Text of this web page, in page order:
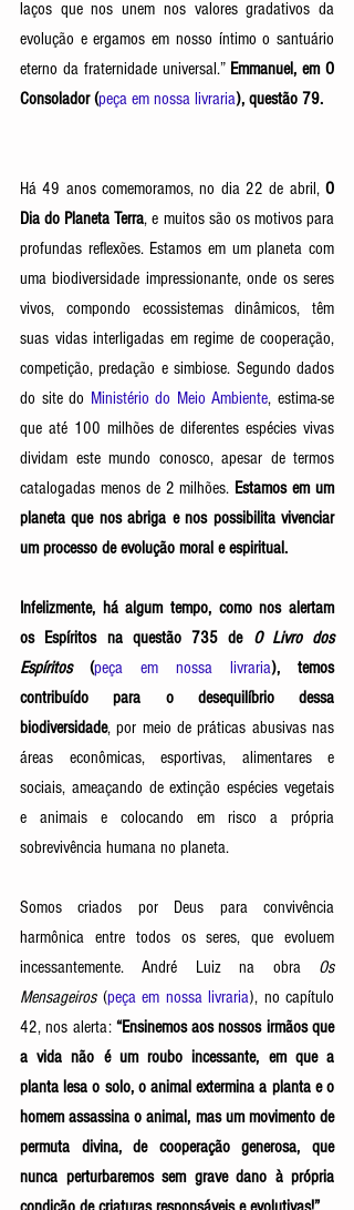
laços que nos unem nos valores gradativos da
evolução e ergamos em nosso íntimo o santuário
eterno da fraternidade universal.” Emmanuel, em O
Consolador (peça em nossa livraria), questão 79.
Há 49 anos comemoramos, no dia 22 de abril, O
Dia do Planeta Terra, e muitos são os motivos para
profundas reflexões. Estamos em um planeta com
uma biodiversidade impressionante, onde os seres
vivos, compondo ecossistemas dinâmicos, têm
suas vidas interligadas em regime de cooperação,
competição, predação e simbiose. Segundo dados
do site do Ministério do Meio Ambiente, estima-se
que até 100 milhões de diferentes espécies vivas
dividam este mundo conosco, apesar de termos
catalogadas menos de 2 milhões. Estamos em um
planeta que nos abriga e nos possibilita vivenciar
um processo de evolução moral e espiritual.
Infelizmente, há algum tempo, como nos alertam
os Espíritos na questão 735 de O Livro dos
Espíritos
(peça em nossa livraria), temos
contribuído para o desequilíbrio dessa
biodiversidade, por meio de práticas abusivas nas
áreas econômicas, esportivas, alimentares e
sociais, ameaçando de extinção espécies vegetais
e animais e colocando em risco a própria
sobrevivência humana no planeta.
Somos criados por Deus para convivência
harmônica entre todos os seres, que evoluem
incessantemente. André Luiz na obra Os
Mensageiros (peça em nossa livraria), no capítulo
42, nos alerta: “Ensinemos aos nossos irmãos que
a vida não é um roubo incessante, em que a
planta lesa o solo, o animal extermina a planta e o
homem assassina o animal, mas um movimento de
permuta divina, de cooperação generosa, que
nunca perturbaremos sem grave dano à própria